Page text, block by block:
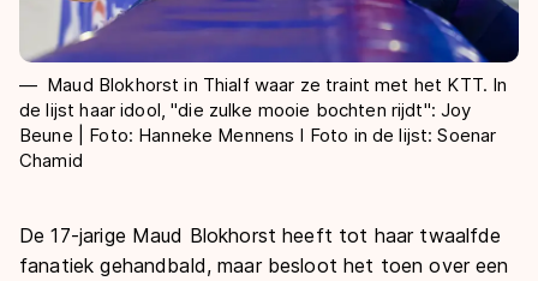
Maud Blokhorst in Thialf waar ze traint met het KTT. In
de lijst haar idool, "die zulke mooie bochten rijdt": Joy
Beune | Foto: Hanneke Mennens I Foto in de lijst: Soenar
Chamid
De 17-jarige Maud Blokhorst heeft tot haar twaalfde
fanatiek gehandbald, maar besloot het toen over een